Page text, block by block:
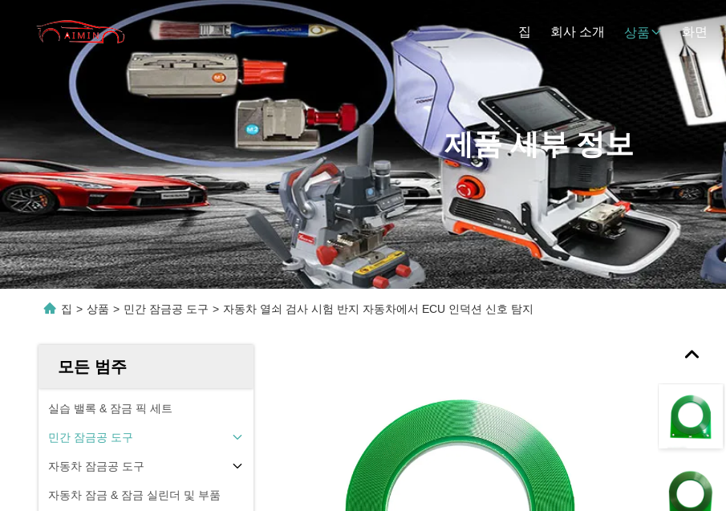
집 회사 소개 상품 화면
제품 세부 정보
집 > 상품 > 민간 잠금공 도구 > 자동차 열쇠 검사 시험 반지 자동차에서 ECU 인덕션 신호 탐지
모든 범주
실습 밸록 & 잠금 픽 세트
민간 잠금공 도구
자동차 잠금공 도구
자동차 잠금 & 잠금 실린더 및 부품